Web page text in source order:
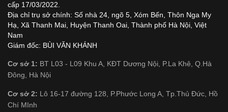
cấp 17/03/2022.
Địa chỉ trụ sở chính: Số nhà 24, ngõ 5, Xóm Bến, Thôn Nga My
Hạ, Xã Thanh Mai, Huyện Thanh Oai, Thành phố Hà Nội, Việt
Nam
Giám đốc: BÙI VĂN KHÁNH
Cơ sở 1: BT L03 - L09 Khu A, KĐT Dương Nội, P.La Khê, Q.Hà
Đông, Hà Nội
Cơ sở 2: Lô 16-17 đường 128, P.Phước Long A, Tp.Thủ Đức, Hồ
Chí MInh